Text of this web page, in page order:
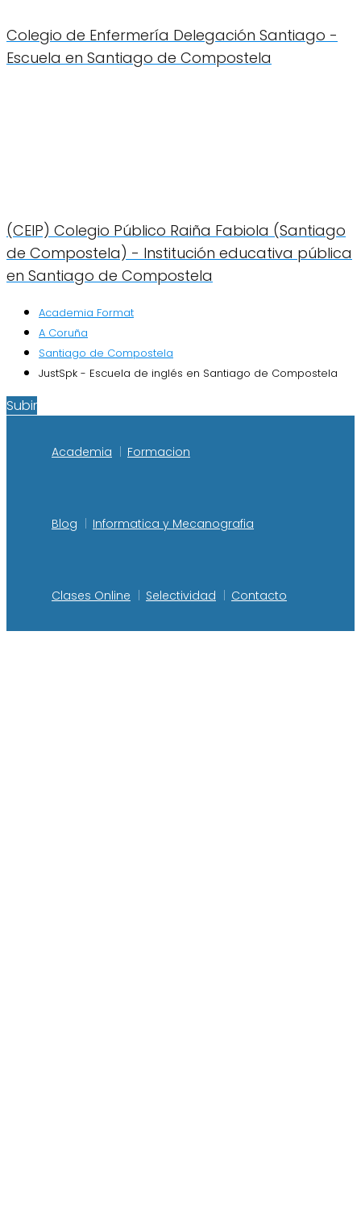
Colegio de Enfermería Delegación Santiago -
Escuela en Santiago de Compostela
(CEIP) Colegio Público Raiña Fabiola (Santiago
de Compostela) - Institución educativa pública
en Santiago de Compostela
Academia Format
A Coruña
Santiago de Compostela
JustSpk - Escuela de inglés en Santiago de Compostela
Subir
Academia Formacion
Blog Informatica y Mecanografia
Clases Online Selectividad Contacto